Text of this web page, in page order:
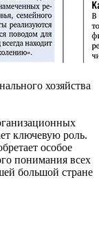
хозяйства
ключевую роль.
особое
понимания всех
большой стране